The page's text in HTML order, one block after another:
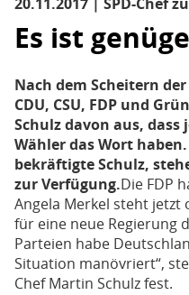
Es ist
Nach dem Scheitern
CDU, CSU, FDP und
Schulz davon aus,
Wähler das Wort
bekräftigte Schulz,
zur Verfügung.Die FDP
Angela Merkel steht
für eine neue Regierung
Parteien habe
Situation manövriert“,
Chef Martin Schulz fest.